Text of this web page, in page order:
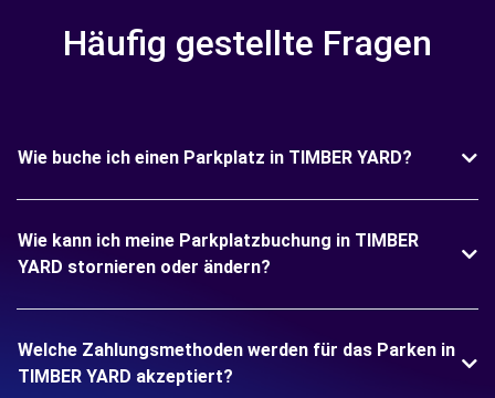
Häufig gestellte Fragen
Wie buche ich einen Parkplatz in TIMBER YARD?
Wie kann ich meine Parkplatzbuchung in TIMBER
YARD stornieren oder ändern?
Welche Zahlungsmethoden werden für das Parken in
TIMBER YARD akzeptiert?